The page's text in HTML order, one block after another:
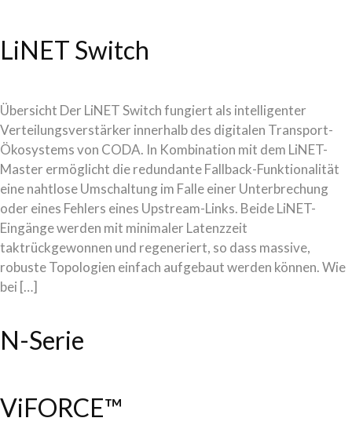
LiNET Switch
Übersicht Der LiNET Switch fungiert als intelligenter
Verteilungsverstärker innerhalb des digitalen Transport-
Ökosystems von CODA. In Kombination mit dem LiNET-
Master ermöglicht die redundante Fallback-Funktionalität
eine nahtlose Umschaltung im Falle einer Unterbrechung
oder eines Fehlers eines Upstream-Links. Beide LiNET-
Eingänge werden mit minimaler Latenzzeit
taktrückgewonnen und regeneriert, so dass massive,
robuste Topologien einfach aufgebaut werden können. Wie
bei […]
N-Serie
ViFORCE™